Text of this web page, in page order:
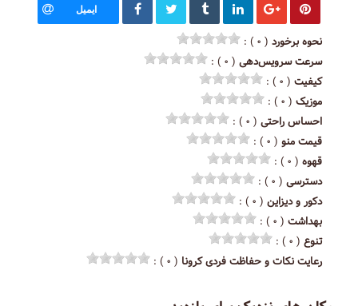
ایمیل
نحوه برخورد ( ۰ ) :
سرعت سرویس‌دهی ( ۰ ) :
کیفیت ( ۰ ) :
موزیک ( ۰ ) :
احساس راحتی ( ۰ ) :
قیمت منو ( ۰ ) :
قهوه ( ۰ ) :
دسترسی ( ۰ ) :
دکور و دیزاین ( ۰ ) :
بهداشت ( ۰ ) :
تنوع ( ۰ ) :
رعایت نکات و حفاظت فردی کرونا ( ۰ ) :